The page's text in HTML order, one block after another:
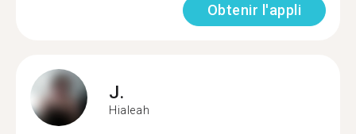
Obtenir l'appli
J.
Hialeah